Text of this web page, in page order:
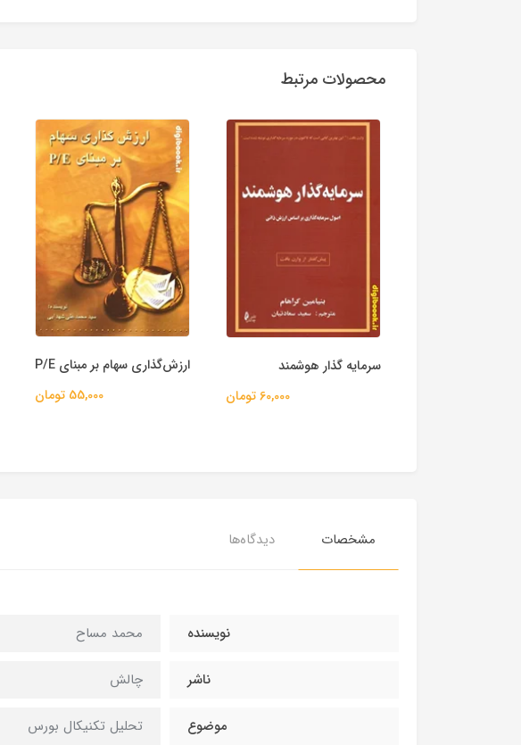
محصولات مرتبط
سرمایه گذار هوشمند
60,000 تومان
ارزش‌گذاری سهام بر مبنای P/E
55,000 تومان
مشخصات دیدگاه‌ها
نویسنده محمد مساح
ناشر چالش
موضوع تحلیل تکنیکال بورس